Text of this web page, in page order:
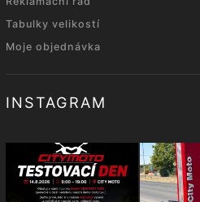
Tabulky velikostí
Moje objednávka
INSTAGRAM